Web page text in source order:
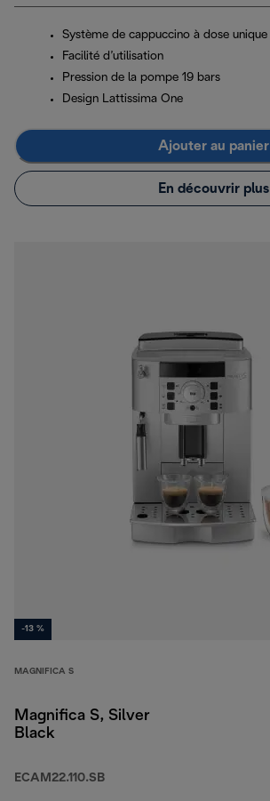
Système de cappuccino à dose unique
Facilité d’utilisation
Pression de la pompe 19 bars
Design Lattissima One
Ajouter au panier
En découvrir plus
-13 %
MAGNIFICA S
Magnifica S, Silver
Black
ECAM22.110.SB